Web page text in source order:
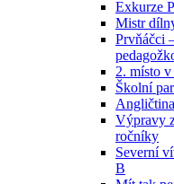
Exkurze
Mistr
Prvňáčci
2. místo
Školní
Výpravy
ročníky
Severní
B